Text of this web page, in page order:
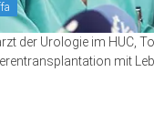
der Urologie im HUC,
mit